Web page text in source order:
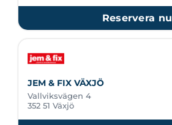
Reservera nu
JEM & FIX VÄXJÖ
Vallviksvägen 4
352 51 Växjö